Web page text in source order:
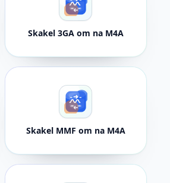
Skakel 3GA om na M4A
Skakel MMF om na M4A